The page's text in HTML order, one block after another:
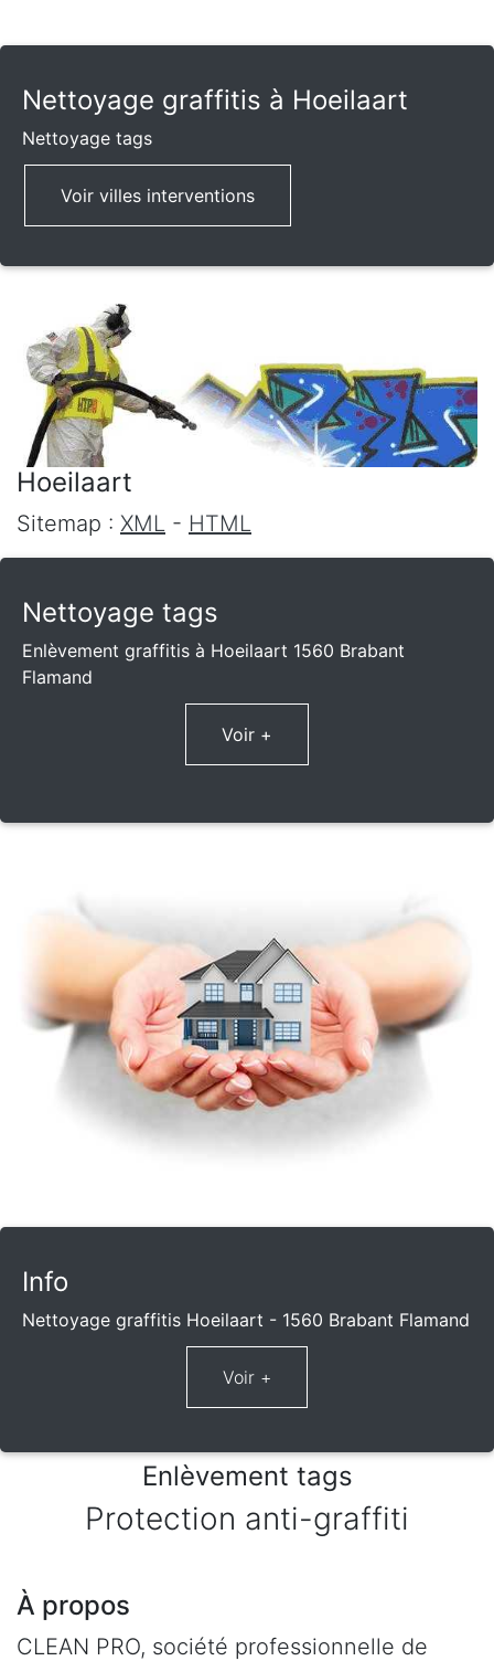
Nettoyage graffitis à Hoeilaart
Nettoyage tags
Voir villes interventions
Hoeilaart
Sitemap : XML - HTML
Nettoyage tags
Enlèvement graffitis à Hoeilaart 1560 Brabant
Flamand
Voir +
Info
Nettoyage graffitis Hoeilaart - 1560 Brabant Flamand
Enlèvement tags
Protection anti-graffiti
À propos
CLEAN PRO, société professionnelle de